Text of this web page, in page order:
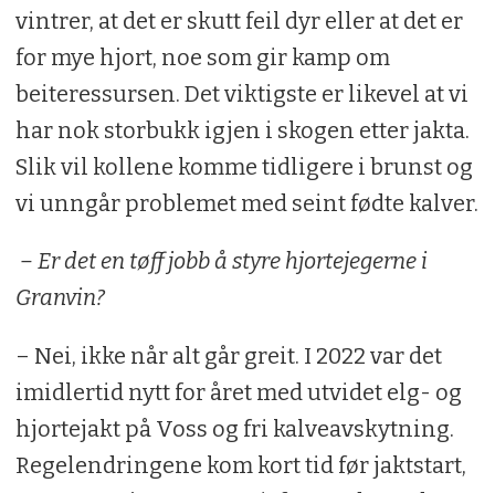
vintrer, at det er skutt feil dyr eller at det er
for mye hjort, noe som gir kamp om
beiteressursen. Det viktigste er likevel at vi
har nok storbukk igjen i skogen etter jakta.
Slik vil kollene komme tidligere i brunst og
vi unngår problemet med seint fødte kalver.
– Er det en tøff jobb å styre hjortejegerne i
Granvin?
– Nei, ikke når alt går greit. I 2022 var det
imidlertid nytt for året med utvidet elg- og
hjortejakt på Voss og fri kalveavskytning.
Regelendringene kom kort tid før jaktstart,